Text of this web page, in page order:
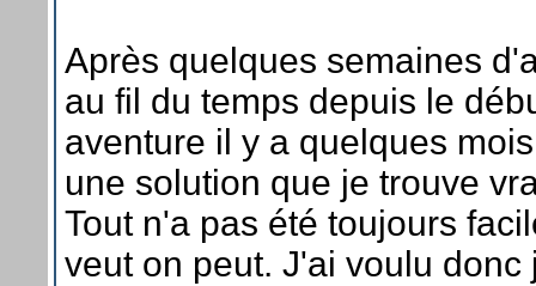
Après quelques semaines
au fil du temps depuis le
aventure il y a quelques
une solution que je trouve
Tout n'a pas été toujours
veut on peut. J'ai voulu donc